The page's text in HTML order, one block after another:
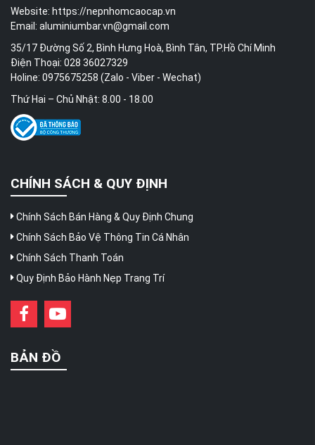
Website: https://nepnhomcaocap.vn
Email: aluminiumbar.vn@gmail.com
35/17 Đường Số 2, Bình Hưng Hoà, Bình Tân, TP.Hồ Chí Minh
Điện Thoại: 028 36027329
Holine: 0975675258 (Zalo - Viber - Wechat)
Thứ Hai – Chủ Nhật: 8.00 - 18.00
CHÍNH SÁCH & QUY ĐỊNH
Chính Sách Bán Hàng & Quy Định Chung
Chính Sách Bảo Vệ Thông Tin Cá Nhân
Chính Sách Thanh Toán
Quy Định Bảo Hành Nẹp Trang Trí
BẢN ĐỒ